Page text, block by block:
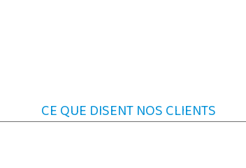
CE QUE DISENT NOS CLIENTS